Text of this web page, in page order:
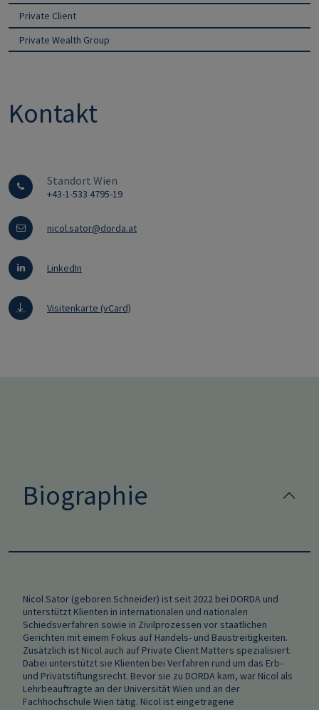
Private Client
Private Wealth Group
Kontakt
Standort Wien
+43-1-533 4795-19
nicol.sator@dorda.at
LinkedIn
Visitenkarte (vCard)
Biographie
Nicol Sator (geboren Schneider) ist seit 2022 bei DORDA und
unterstützt Klienten in internationalen und nationalen
Schiedsverfahren sowie in Zivilprozessen vor staatlichen
Gerichten mit einem Fokus auf Handels- und Baustreitigkeiten.
Zusätzlich ist Nicol auch auf Private Client Matters spezialisiert.
Dabei unterstützt sie Klienten bei Verfahren rund um das Erb-
und Privatstiftungsrecht. Bevor sie zu DORDA kam, war Nicol als
Lehrbeauftragte an der Universität Wien und an der
Fachhochschule Wien tätig. Nicol ist eingetragene